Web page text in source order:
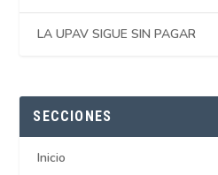
LA UPAV SIGUE SIN PAGAR
SECCIONES
Inicio